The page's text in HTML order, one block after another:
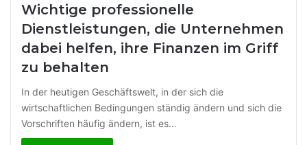
Wichtige professionelle
Dienstleistungen, die Unternehmen
dabei helfen, ihre Finanzen im Griff
zu behalten
In der heutigen Geschäftswelt, in der sich die
wirtschaftlichen Bedingungen ständig ändern und sich die
Vorschriften häufig ändern, ist es…